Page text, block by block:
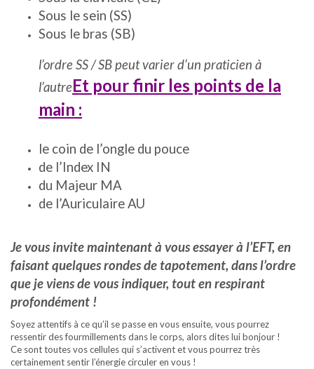
Sous le sein (SS)
Sous le bras (SB)
l’ordre SS / SB peut varier d’un praticien à
l’autreEt pour finir les points de la
main :
le coin de l’ongle du pouce
de l’Index IN
du Majeur MA
de l’Auriculaire AU
Je vous invite maintenant à vous essayer à l’EFT, en
faisant quelques rondes de tapotement, dans l’ordre
que je viens de vous indiquer, tout en respirant
profondément !
Soyez attentifs à ce qu’il se passe en vous ensuite, vous pourrez
ressentir des fourmillements dans le corps, alors dites lui bonjour !
Ce sont toutes vos cellules qui s’activent et vous pourrez très
certainement sentir l’énergie circuler en vous !